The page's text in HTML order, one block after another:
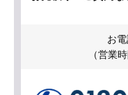
お
（営業